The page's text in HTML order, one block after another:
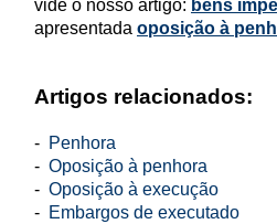
vide o nosso artigo: bens
apresentada oposição à
Artigos relacionados:
- Penhora
- Oposição à penhora
- Oposição à execução
- Embargos de executado